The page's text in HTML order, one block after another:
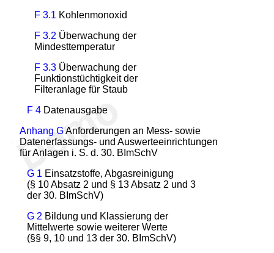
F 3.1 Kohlenmonoxid
F 3.2 Überwachung der
Mindesttemperatur
F 3.3 Überwachung der
Funktionstüchtigkeit der
Filteranlage für Staub
F 4 Datenausgabe
Anhang GAnforderungen an Mess- sowie
Datenerfassungs- und Auswerteeinrichtungen
für Anlagen i. S. d. 30. BImSchV
G 1 Einsatzstoffe, Abgasreinigung
(§ 10 Absatz 2 und § 13 Absatz 2 und 3
der 30. BImSchV)
G 2 Bildung und Klassierung der
Mittelwerte sowie weiterer Werte
(§§ 9, 10 und 13 der 30. BImSchV)